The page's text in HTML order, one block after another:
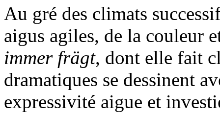
Au gré des climats
aigus agiles, de la couleur
immer frägt, dont elle fait
dramatiques se dessinent
expressivité aigue et